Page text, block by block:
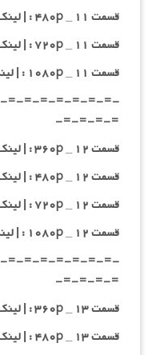
قسمت ۱۱ _ ۴۸۰p : | لینک مستقیم |
قسمت ۱۱ _ ۷۲۰p : | لینک مستقیم |
قسمت ۱۱ _ ۱۰۸۰p : | لینک مستقیم |
=-=-=-=-=-=-=-
=-=-=-=-
قسمت ۱۲ _ ۳۶۰p : | لینک مستقیم |
قسمت ۱۲ _ ۴۸۰p : | لینک مستقیم |
قسمت ۱۲ _ ۷۲۰p : | لینک مستقیم |
قسمت ۱۲ _ ۱۰۸۰p : | لینک مستقیم |
=-=-=-=-=-=-=-
=-=-=-=-
قسمت ۱۳ _ ۳۶۰p : | لینک مستقیم |
قسمت ۱۳ _ ۴۸۰p : | لینک مستقیم |